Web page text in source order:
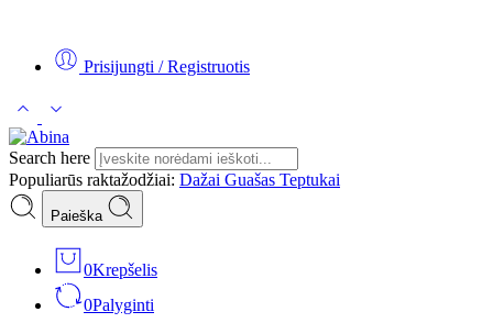
Prisijungti / Registruotis
Search here
Populiarūs raktažodžiai: Dažai Guašas Teptukai
Paieška
0Krepšelis
0Palyginti